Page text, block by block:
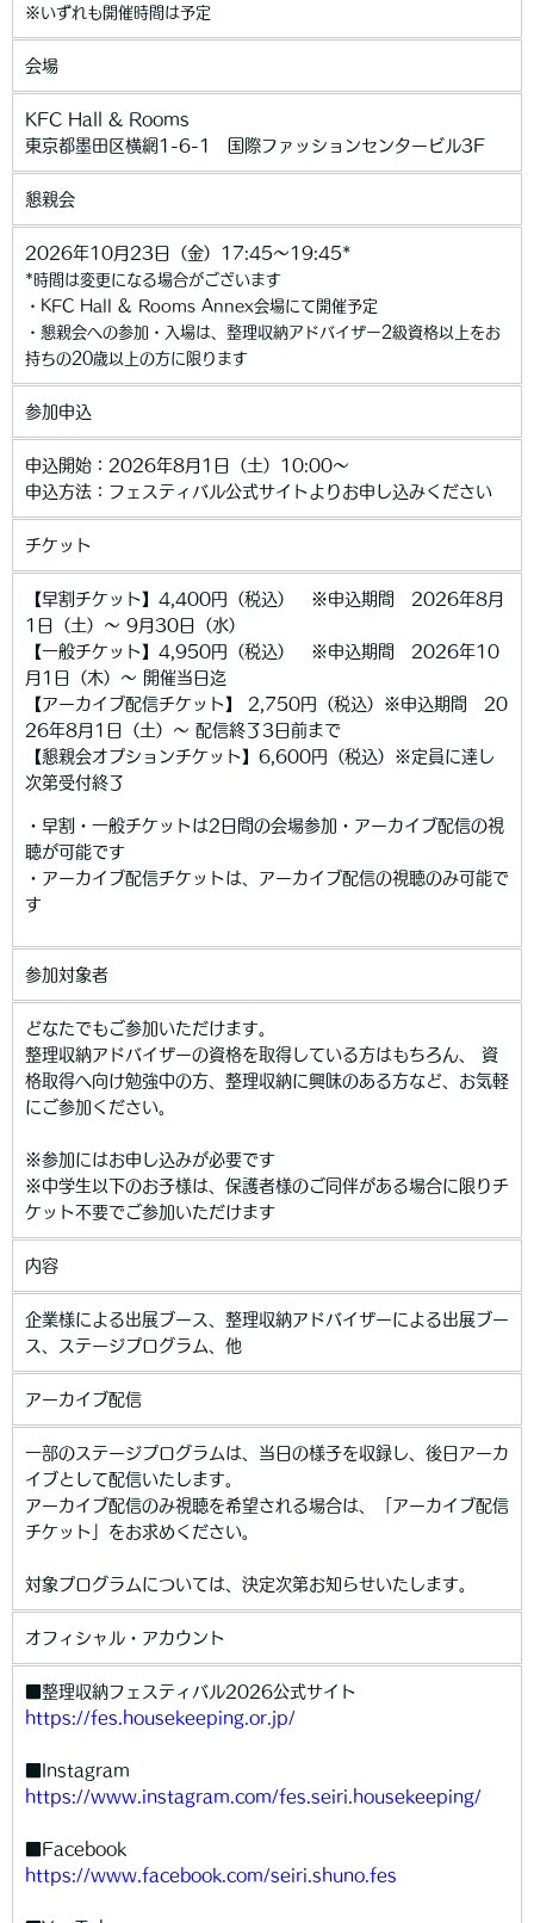
※いずれも開催時間は予定
会場
KFC Hall & Rooms
東京都墨田区横網1-6-1 国際ファッションセンタービル3F
懇親会
2026年10月23日（金）17:45～19:45*
*時間は変更になる場合がございます
・KFC Hall & Rooms Annex会場にて開催予定
・懇親会への参加・入場は、整理収納アドバイザー2級資格以上をお
持ちの20歳以上の方に限ります
参加申込
申込開始：2026年8月1日（土）10:00～
申込方法：フェスティバル公式サイトよりお申し込みください
チケット
【早割チケット】4,400円（税込） ※申込期間 2026年8月
1日（土）～ 9月30日（水）
【一般チケット】4,950円（税込） ※申込期間 2026年10
月1日（木）～ 開催当日迄
【アーカイブ配信チケット】 2,750円（税込）※申込期間 20
26年8月1日（土）～ 配信終了3日前まで
【懇親会オプションチケット】6,600円（税込）※定員に達し
次第受付終了
・早割・一般チケットは2日間の会場参加・アーカイブ配信の視
聴が可能です
・アーカイブ配信チケットは、アーカイブ配信の視聴のみ可能で
す
参加対象者
どなたでもご参加いただけます。
整理収納アドバイザーの資格を取得している方はもちろん、 資
格取得へ向け勉強中の方、整理収納に興味のある方など、お気軽
にご参加ください。
※参加にはお申し込みが必要です
※中学生以下のお子様は、保護者様のご同伴がある場合に限りチ
ケット不要でご参加いただけます
内容
企業様による出展ブース、整理収納アドバイザーによる出展ブー
ス、ステージプログラム、他
アーカイブ配信
一部のステージプログラムは、当日の様子を収録し、後日アーカ
イブとして配信いたします。
アーカイブ配信のみ視聴を希望される場合は、「アーカイブ配信
チケット」をお求めください。
対象プログラムについては、決定次第お知らせいたします。
オフィシャル・アカウント
■整理収納フェスティバル2026公式サイト
https://fes.housekeeping.or.jp/
■Instagram
https://www.instagram.com/fes.seiri.housekeeping/
■Facebook
https://www.facebook.com/seiri.shuno.fes